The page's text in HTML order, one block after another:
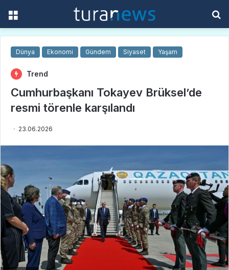
Dünya Ekonomi Gündem Siyaset Yaşam
Trend
Cumhurbaşkanı Tokayev Brüksel’de
resmi törenle karşılandı
23.06.2026